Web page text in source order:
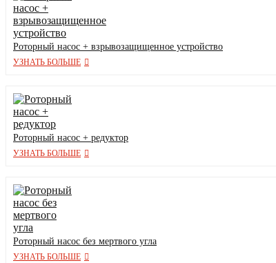
Роторный насос + взрывозащищенное устройство
УЗНАТЬ БОЛЬШЕ
Роторный насос + редуктор
УЗНАТЬ БОЛЬШЕ
Роторный насос без мертвого угла
УЗНАТЬ БОЛЬШЕ